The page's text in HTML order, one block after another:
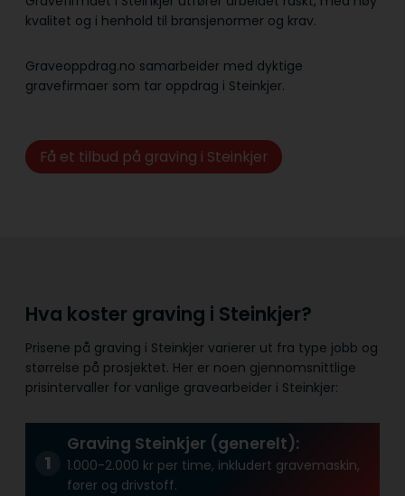
kvalitet og i henhold til bransje­normer og krav.
Graveoppdrag.no samarbeider med dyktige
gravefirmaer som tar oppdrag i Steinkjer.
Få et tilbud på graving i Steinkjer
Hva koster graving i Steinkjer?
Prisene på graving i Steinkjer varierer ut fra type jobb og
størrelse på prosjektet. Her er noen gjennomsnittlige
prisintervaller for vanlige gravearbeider i Steinkjer:
Graving Steinkjer (generelt):
1.000-2.000 kr per time, inkludert gravemaskin,
fører og drivstoff.